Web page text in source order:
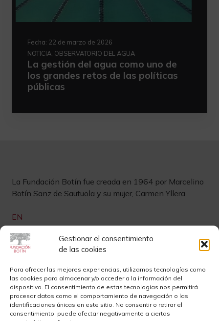
Gestionar el consentimiento
de las cookies
Para ofrecer las mejores experiencias, utilizamos tecnologías como
las cookies para almacenar y/o acceder a la información del
dispositivo. El consentimiento de estas tecnologías nos permitirá
procesar datos como el comportamiento de navegación o las
identificaciones únicas en este sitio. No consentir o retirar el
consentimiento, puede afectar negativamente a ciertas
Fecha: 22 de marzo de 2026
NOTICIA, OBSERVATORIO DEL AGUA
La gestión del agua como uno de
los grandes retos de las políticas
públicas
La Fundación Botín fue creada en 1964 por Marcelino
Botín Sanz de Sautuola y su mujer, Carmen Yllera.
EN
Links de interés
Contacto
Sedes
Instagram
Youtube